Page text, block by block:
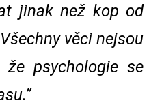
jinak než kop od
věci nejsou
psychologie se